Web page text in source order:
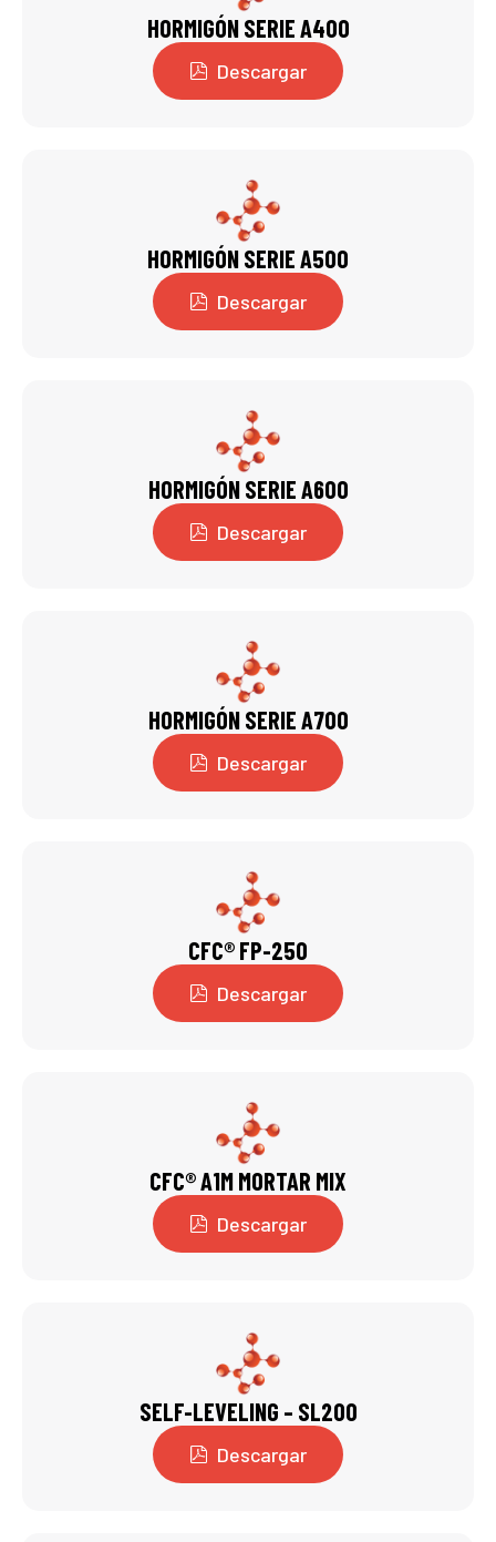
HORMIGÓN SERIE A400
Descargar
HORMIGÓN SERIE A500
Descargar
HORMIGÓN SERIE A600
Descargar
HORMIGÓN SERIE A700
Descargar
CFC® FP-250
Descargar
CFC® A1M MORTAR MIX
Descargar
SELF-LEVELING – SL200
Descargar